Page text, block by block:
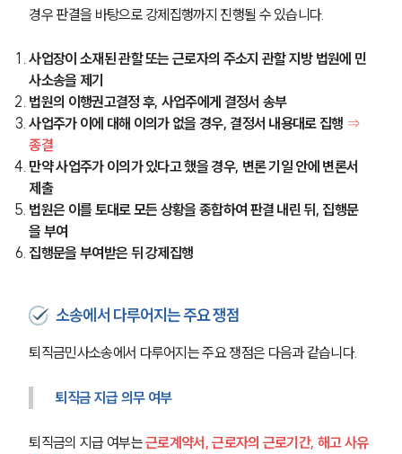
경우 판결을 바탕으로 강제집행까지 진행될 수 있습니다.
사업장이 소재된 관할 또는 근로자의 주소지 관할 지방 법원에 민
사소송을 제기
법원의 이행권고결정 후, 사업주에게 결정서 송부
사업주가 이에 대해 이의가 없을 경우, 결정서 내용대로 집행 ⇒
종결
만약 사업주가 이의가 있다고 했을 경우, 변론 기일 안에 변론서
제출
법원은 이를 토대로 모든 상황을 종합하여 판결 내린 뒤, 집행문
을 부여
집행문을 부여받은 뒤 강제집행
소송에서 다루어지는 주요 쟁점
퇴직금민사소송에서 다루어지는 주요 쟁점은 다음과 같습니다.
퇴직금 지급 의무 여부
퇴직금의 지급 여부는 근로계약서, 근로자의 근로기간, 해고 사유